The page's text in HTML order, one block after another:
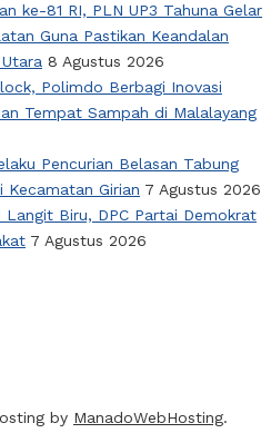
ke-81 RI, PLN UP3 Tahuna Gelar
Guna Pastikan Keandalan
8 Agustus 2026
Polimdo Berbagi Inovasi
Tempat Sampah di Malalayang
Pencurian Belasan Tabung
Kecamatan Girian 7 Agustus 2026
Langit Biru, DPC Partai Demokrat
7 Agustus 2026
by ManadoWebHosting.